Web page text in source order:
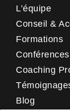
L’équipe
Conseil &
Formations
Conférences
Coaching
Blog